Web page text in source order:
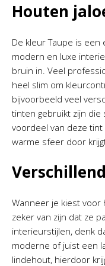
Houten
De kleur Taupe is
modern en luxe
bruin in. Veel
heel slim om
bijvoorbeeld veel
tinten gebruikt zijn
voordeel van deze
warme sfeer door
Wanneer je kiest
zeker van zijn dat ze
interieurstijlen, denk
moderne of juist een
lindehout, hierdoor